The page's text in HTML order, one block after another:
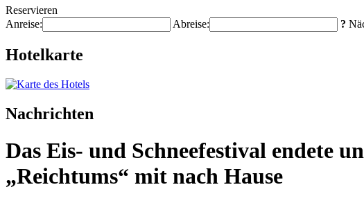
Reservieren
Anreise:
Abreise: ?
Hotelkarte
Nachrichten
Das Eis- und Schneefestival endete
„Reichtums“ mit nach Hause